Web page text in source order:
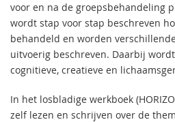
voor en na de groepsbehandeling
wordt stap voor stap beschreven
behandeld en worden
uitvoerig beschreven. Daarbij
cognitieve, creatieve en
In het losbladige werkboek
zelf lezen en schrijven over de